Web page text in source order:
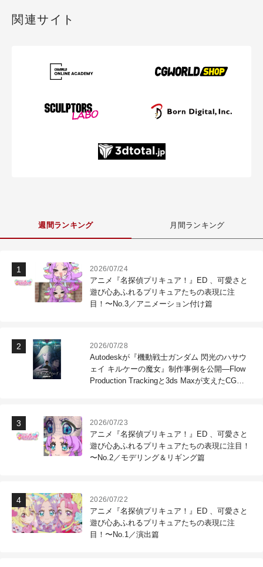
関連サイト
週間ランキング 月間ランキング
2026/07/24
アニメ『名探偵プリキュア！』ED 、可愛さと
遊び心あふれるプリキュアたちの表現に注
目！〜No.3／アニメーション付け篇
2026/07/28
Autodeskが『機動戦士ガンダム 閃光のハサウ
ェイ キルケーの魔女』制作事例を公開―Flow
Production Trackingと3ds Maxが支えたCG制
2026/07/23
アニメ『名探偵プリキュア！』ED 、可愛さと
遊び心あふれるプリキュアたちの表現に注目！
〜No.2／モデリング＆リギング篇
2026/07/22
アニメ『名探偵プリキュア！』ED 、可愛さと
遊び心あふれるプリキュアたちの表現に注
目！〜No.1／演出篇